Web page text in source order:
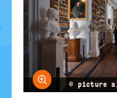
Bild
© picture